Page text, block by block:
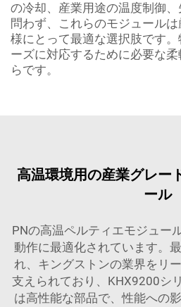
の冷却、産業用途の温度制御
問わず、これらのモジュール
様にとって最適な選択肢です
ーズに対応するために必要な
らです。
高温環境用の産業グレー
ール
PNの高温ペルティエモジュー
動作に最適化されています。
れ、キングストンの業界をリ
支えられており、KHX9200シ
は高性能な部品で、性能への